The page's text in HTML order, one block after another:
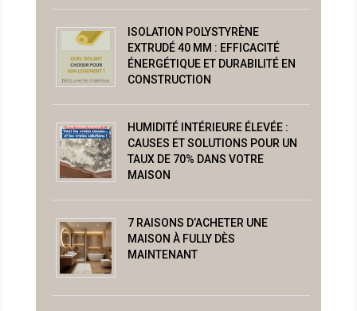
ISOLATION POLYSTYRÈNE
EXTRUDÉ 40 MM : EFFICACITÉ
ÉNERGÉTIQUE ET DURABILITÉ EN
CONSTRUCTION
HUMIDITÉ INTÉRIEURE ÉLEVÉE :
CAUSES ET SOLUTIONS POUR UN
TAUX DE 70% DANS VOTRE
MAISON
7 RAISONS D’ACHETER UNE
MAISON À FULLY DÈS
MAINTENANT